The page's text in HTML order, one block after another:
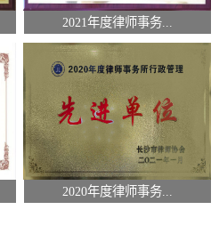
2021年度律师事务...
2020年度律师事务...